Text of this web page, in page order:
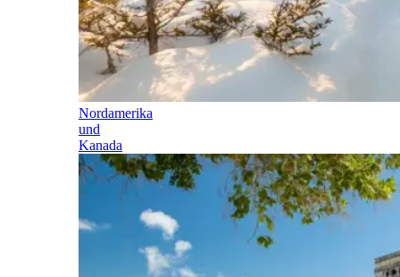
Nordamerika
und
Kanada